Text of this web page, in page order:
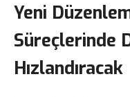
Yeni
Süreçlerinde
Hızlandıracak